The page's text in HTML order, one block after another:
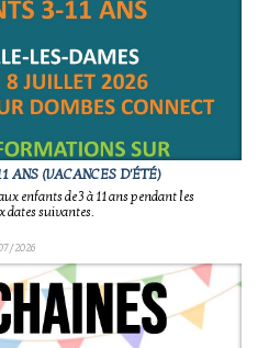
ANS (VACANCES D'ÉTÉ)
enfants de 3 à 11 ans pendant les
dates suivantes.
2026